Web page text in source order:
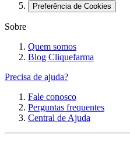
Preferência de Cookies
Sobre
Quem somos
Blog Cliquefarma
Precisa de ajuda?
Fale conosco
Perguntas frequentes
Central de Ajuda